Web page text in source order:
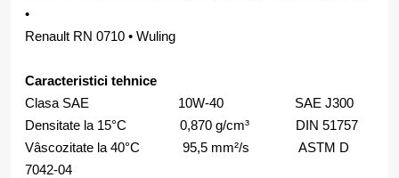
•
Renault RN 0710 • Wuling
Caracteristici tehnice
Clasa SAE 10W-40 SAE J300
Densitate la 15°C 0,870 g/cm³ DIN 51757
Vâscozitate la 40°C 95,5 mm²/s ASTM D
7042-04